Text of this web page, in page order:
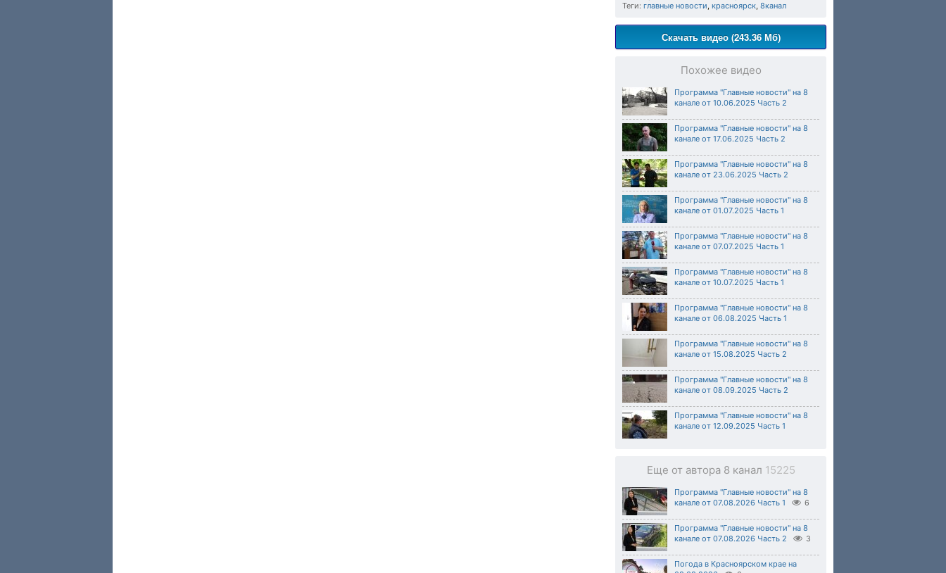
Теги: главные новости, красноярск, 8канал
Скачать видео (243.36 Мб)
Похожее видео
Программа "Главные новости" на 8
канале от 10.06.2025 Часть 2
Программа "Главные новости" на 8
канале от 17.06.2025 Часть 2
Программа "Главные новости" на 8
канале от 23.06.2025 Часть 2
Программа "Главные новости" на 8
канале от 01.07.2025 Часть 1
Программа "Главные новости" на 8
канале от 07.07.2025 Часть 1
Программа "Главные новости" на 8
канале от 10.07.2025 Часть 1
Программа "Главные новости" на 8
канале от 06.08.2025 Часть 1
Программа "Главные новости" на 8
канале от 15.08.2025 Часть 2
Программа "Главные новости" на 8
канале от 08.09.2025 Часть 2
Программа "Главные новости" на 8
канале от 12.09.2025 Часть 1
Еще от автора 8 канал 15225
Программа "Главные новости" на 8
канале от 07.08.2026 Часть 1
6
Программа "Главные новости" на 8
канале от 07.08.2026 Часть 2
3
Погода в Красноярском крае на